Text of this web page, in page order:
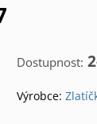
Dostupnost:
Výrobce: